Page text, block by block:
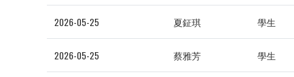
2026-05-25 夏鉦琪 學生
2026-05-25 蔡雅芳 學生